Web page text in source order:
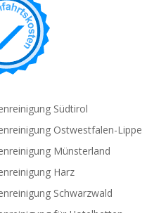
Südtirol
Ostwestfalen-Lippe
Münsterland
Harz
Schwarzwald